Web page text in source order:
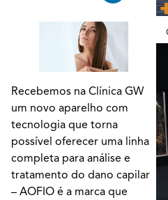
Recebemos na Clínica GW
um novo aparelho com
tecnologia que torna
possível oferecer uma linha
completa para análise e
tratamento do dano capilar
– AOFIO é a marca que